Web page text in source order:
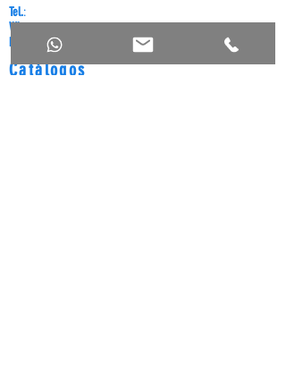
Tel.:
Whatsapp:11 94130-6753
E-mail:
felar@felar.com.br
Catálogos